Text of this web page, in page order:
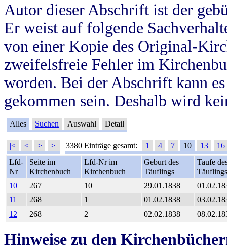
Autor dieser Abschrift ist der
Er weist auf folgende
von einer Kopie des Original-
zweifelsfreie Fehler im
worden. Bei der Abschrift kann
gekommen sein. Deshalb wird
Alles Suchen Auswahl Detail
|< < > >| 3380 Einträge gesamt: 1 4 7 10 13
16
Lfd-
Nr
Seite im
Kirchenbuch
Lfd-Nr im
Kirchenbuch
Geburt des
Täuflings
Taufe
Täuflings
10
267 10 29.01.1838
11
268 1 01.02.1838
12
268 2 02.02.1838
Hinweise zu den